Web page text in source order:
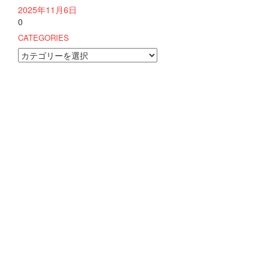
2025年11月6日
0
CATEGORIES
CATEGORIES